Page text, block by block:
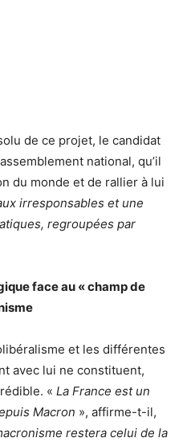
de ce projet, le candidat
national, qu’il
du monde et de rallier à lui
irresponsables et une
regroupées par
face au « champ de
et les différentes
avec lui ne constituent,
« La France est un
Macron », affirme-t-il,
restera celui de la